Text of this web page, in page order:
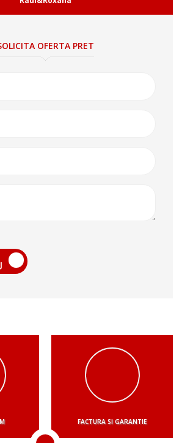
OFERTA PRET
FACTURA SI GARANTIE